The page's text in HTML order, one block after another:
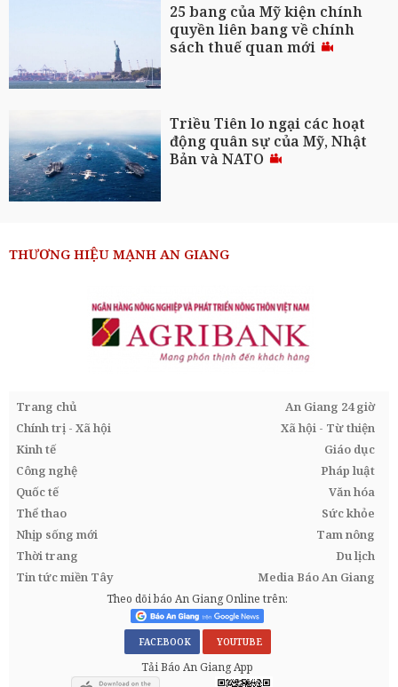
25 bang của Mỹ kiện chính
quyền liên bang về chính
sách thuế quan mới
Triều Tiên lo ngại các hoạt
động quân sự của Mỹ, Nhật
Bản và NATO
THƯƠNG HIỆU MẠNH AN GIANG
Trang chủ
An Giang 24 giờ
Chính trị - Xã hội
Xã hội - Từ thiện
Kinh tế
Giáo dục
Công nghệ
Pháp luật
Quốc tế
Văn hóa
Thể thao
Sức khỏe
Nhịp sống mới
Tam nông
Thời trang
Du lịch
Tin tức miền Tây
Media Báo An Giang
Theo dõi báo An Giang Online trên:
FACEBOOK YOUTUBE
Tải Báo An Giang App